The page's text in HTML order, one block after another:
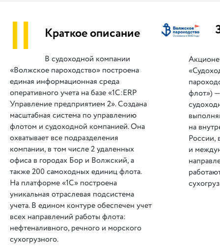
|| Краткое описание
В судоходной компании
«Волжское пароходство» построена
единая информационная среда
оперативного учета на базе «1С:ERP
Управление предприятием 2». Создана
масштабная система по управлению
флотом и судоходной компанией. Она
охватывает все подразделения
компании, в том числе 2 удаленных
офиса в городах Бор и Волжский, а
также 200 самоходных единиц флота.
На платформе «1С» построена
уникальная отраслевая подсистема
учета. В едином контуре обеспечен учет
всех направлений работы флота:
нефтеналивного, речного и морского
сухогрузного.
флот»)
на
России,
и